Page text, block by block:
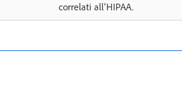
correlati all’HIPAA.